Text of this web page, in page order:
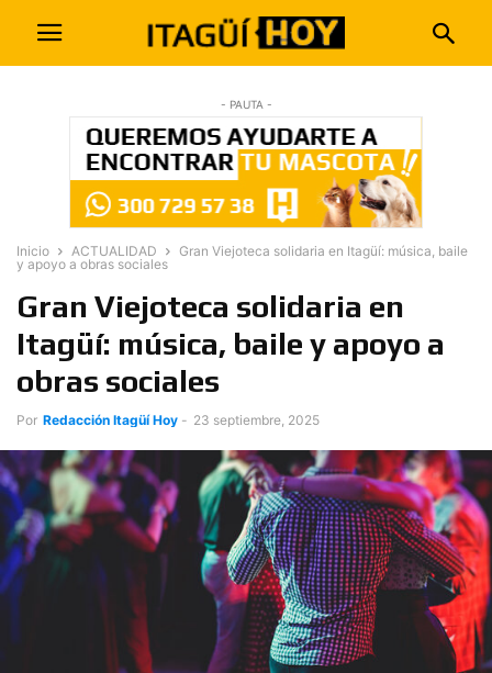
- PAUTA -
Inicio ACTUALIDAD
Gran Viejoteca solidaria en Itagüí: música, baile
y apoyo a obras sociales
Gran Viejoteca solidaria en
Itagüí: música, baile y apoyo a
obras sociales
Por Redacción Itagüí Hoy - 23 septiembre, 2025